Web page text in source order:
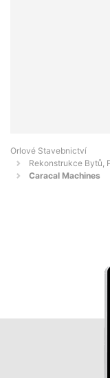
Orlové Stavebnictví
Rekonstrukce Bytů,
Caracal Machines